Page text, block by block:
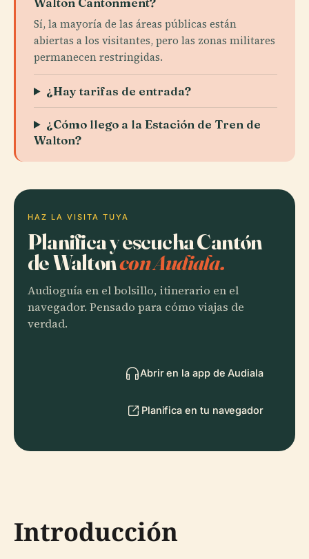
Sí, la mayoría de las áreas públicas están
abiertas a los visitantes, pero las zonas militares
permanecen restringidas.
¿Hay tarifas de entrada?
¿Cómo llego a la Estación de Tren de
Walton?
HAZ LA VISITA TUYA
Planifica y escucha Cantón
de Waltoncon Audiala.
Audioguía en el bolsillo, itinerario en el
navegador. Pensado para cómo viajas de
verdad.
Abrir en la app de Audiala
Planifica en tu navegador
Introducción